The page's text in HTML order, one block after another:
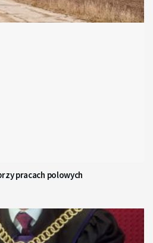
pracach polowych